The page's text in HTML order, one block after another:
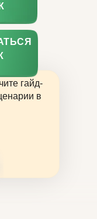
гайд-
в